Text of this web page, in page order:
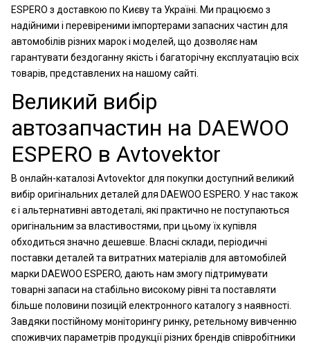
ESPERO з доставкою по Києву та Україні. Ми працюємо з
надійними і перевіреними імпортерами запасних частин для
автомобілів різних марок і моделей, що дозволяє нам
гарантувати бездоганну якість і багаторічну експлуатацію всіх
товарів, представлених на нашому сайті.
Великий вибір
автозапчастин на DAEWOO
ESPERO в Avtovektor
В онлайн-каталозі Avtovektor для покупки доступний великий
вибір оригінальних деталей для DAEWOO ESPERO. У нас також
є і альтернативні автодеталі, які практично не поступаються
оригінальним за властивостями, при цьому їх купівля
обходиться значно дешевше. Власні склади, періодичні
поставки деталей та витратних матеріалів для автомобілей
марки DAEWOO ESPERO, дають нам змогу підтримувати
товарні запаси на стабільно високому рівні та поставляти
більше половини позицій електронного каталогу з наявності.
Завдяки постійному моніторингу ринку, ретельному вивченню
споживчих параметрів продукції різних брендів співробітники